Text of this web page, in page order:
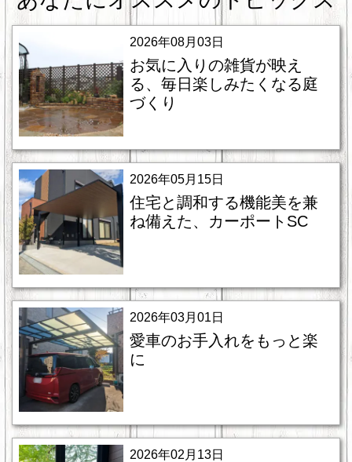
2026年08月03日
お気に入りの雑貨が映え
る、毎日楽しみたくなる庭
づくり
2026年05月15日
住宅と調和する機能美を兼
ね備えた、カーポートSC
2026年03月01日
愛車のお手入れをもっと楽
に
2026年02月13日